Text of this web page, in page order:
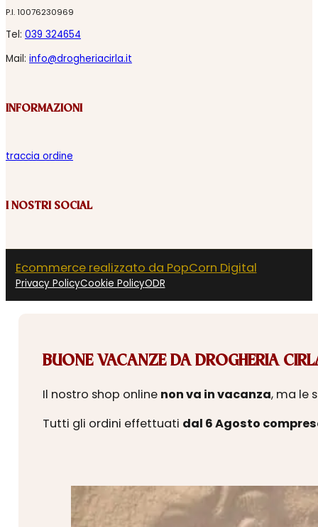
P.I. 10076230969
Tel: 039 324654
Mail: info@drogheriacirla.it
INFORMAZIONI
traccia ordine
I NOSTRI SOCIAL
Ecommerce realizzato da PopCorn Digital
Privacy PolicyCookie PolicyODR
BUONE VACANZE DA DROGHERIA
Il nostro shop online non va in vacanza, ma le
Tutti gli ordini effettuati dal 6 Agosto